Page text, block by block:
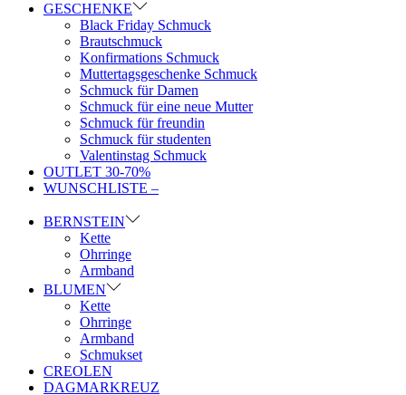
GESCHENKE
Black Friday Schmuck
Brautschmuck
Konfirmations Schmuck
Muttertagsgeschenke Schmuck
Schmuck für Damen
Schmuck für eine neue Mutter
Schmuck für freundin
Schmuck für studenten
Valentinstag Schmuck
OUTLET 30-70%
WUNSCHLISTE –
BERNSTEIN
Kette
Ohrringe
Armband
BLUMEN
Kette
Ohrringe
Armband
Schmukset
CREOLEN
DAGMARKREUZ